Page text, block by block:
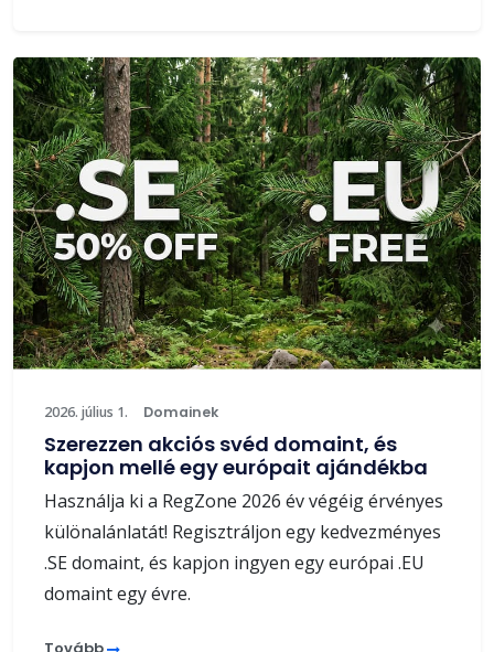
2026. július 1. Domainek
Szerezzen akciós svéd domaint, és
kapjon mellé egy európait ajándékba
Használja ki a RegZone 2026 év végéig érvényes
különalánlatát! Regisztráljon egy kedvezményes
.SE domaint, és kapjon ingyen egy európai .EU
domaint egy évre.
Tovább